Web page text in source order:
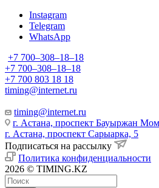
Instagram
Telegram
WhatsApp
+7 700‒308‒18‒18
+7 700‒308‒18‒18
+7 700 803 18 18
timing@internet.ru
timing@internet.ru
г. Астана, проспект Бауыржан
г. Астана, проспект Сарыарка, 5
Подписаться на рассылку
Политика конфиденциальности
2026 © TIMING.KZ